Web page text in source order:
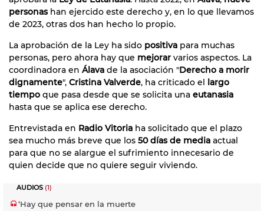
personashan ejercido este derecho y, en lo que llevamos
de 2023, otras dos han hecho lo propio.
La aprobación de la Ley ha sido positiva para muchas
personas, pero ahora hay que mejorar varios aspectos. La
coordinadora en Álava de la asociación "Derecho a morir
dignamente", Cristina Valverde, ha criticado el largo
tiempo que pasa desde que se solicita una eutanasia
hasta que se aplica ese derecho.
Entrevistada en Radio Vitoria ha solicitado que el plazo
sea mucho más breve que los 50 días de media actual
para que no se alargue el sufrimiento innecesario de
quien decide que no quiere seguir viviendo.
AUDIOS (1)
‘Hay que pensar en la muerte